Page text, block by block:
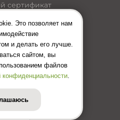
сертификат
лотки
лотки
короба
конструкции
монтажу лотков
лист)
Это позволяет нам
и делать его лучше.
сайтом, вы
файлов
конфиденциальности